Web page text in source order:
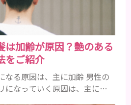
は加齢が原因？艶のある
をご紹介
なる原因は、主に加齢 男性の
になっていく原因は、主に加